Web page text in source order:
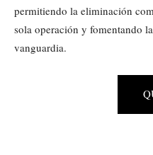
permitiendo la eliminación
sola operación y fomentando la
vanguardia.